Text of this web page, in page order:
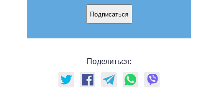
Подписаться
Поделиться: